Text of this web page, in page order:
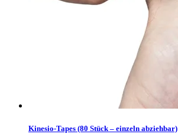
Kinesio-Tapes (80 Stück – einzeln abziehbar)